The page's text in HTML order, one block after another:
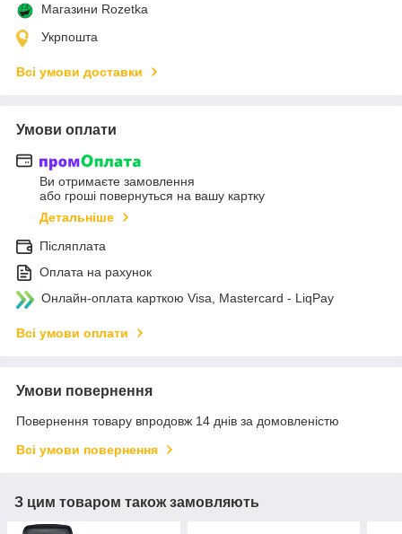
Магазини Rozetka
Укрпошта
Всі умови доставки
Умови оплати
Ви отримаєте замовлення
або гроші повернуться на вашу картку
Детальніше
Післяплата
Оплата на рахунок
Онлайн-оплата карткою Visa, Mastercard - LiqPay
Всі умови оплати
Умови повернення
Повернення товару впродовж 14 днів за домовленістю
Всі умови повернення
З цим товаром також замовляють